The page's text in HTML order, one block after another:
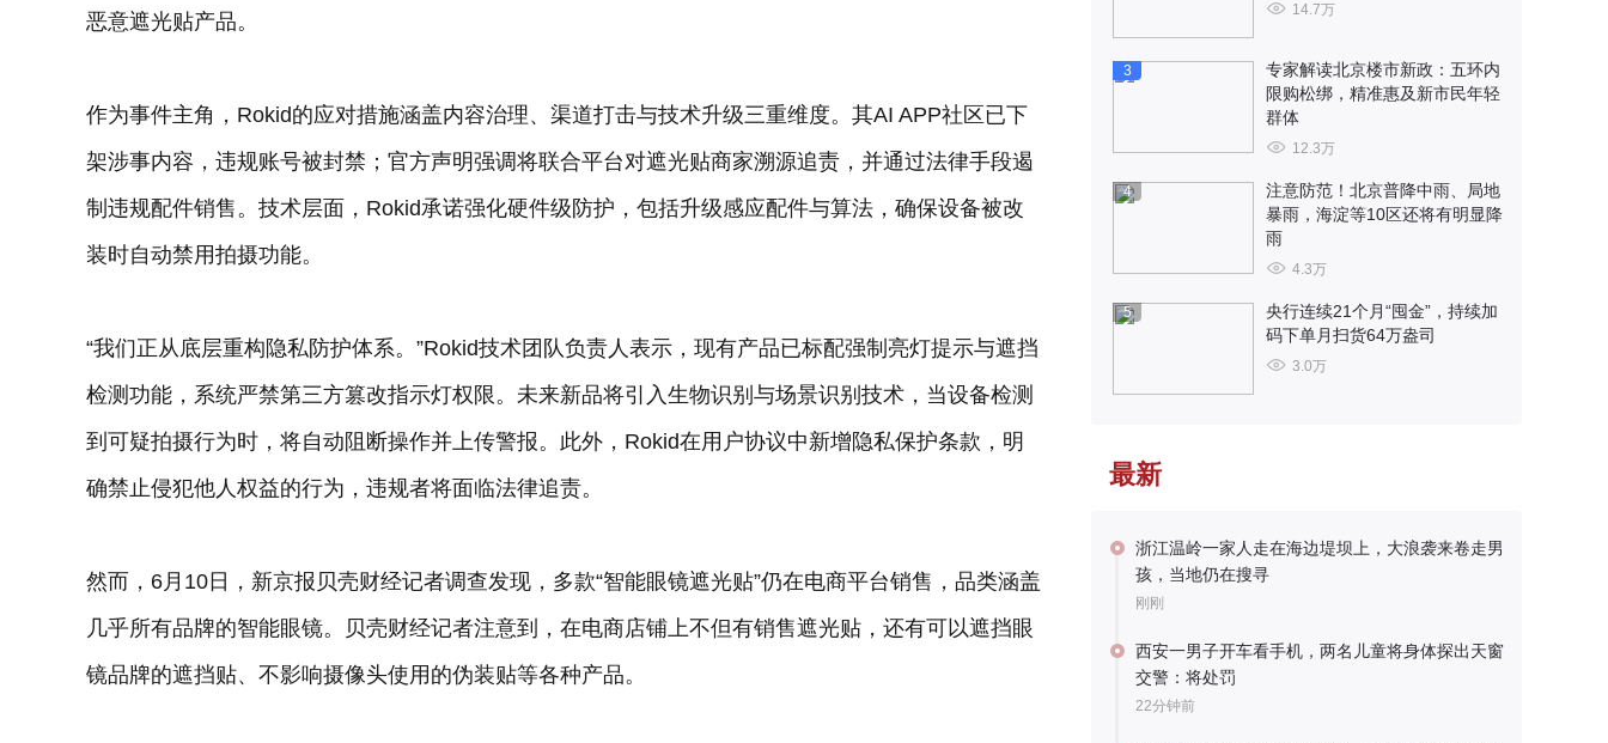
恶意遮光贴产品。
作为事件主角，Rokid的应对措施涵盖内容治理、渠道打击与技术升级三重维度。其AI APP社区已下
架涉事内容，违规账号被封禁；官方声明强调将联合平台对遮光贴商家溯源追责，并通过法律手段遏
制违规配件销售。技术层面，Rokid承诺强化硬件级防护，包括升级感应配件与算法，确保设备被改
装时自动禁用拍摄功能。
“我们正从底层重构隐私防护体系。”Rokid技术团队负责人表示，现有产品已标配强制亮灯提示与遮挡
检测功能，系统严禁第三方篡改指示灯权限。未来新品将引入生物识别与场景识别技术，当设备检测
到可疑拍摄行为时，将自动阻断操作并上传警报。此外，Rokid在用户协议中新增隐私保护条款，明
确禁止侵犯他人权益的行为，违规者将面临法律追责。
然而，6月10日，新京报贝壳财经记者调查发现，多款“智能眼镜遮光贴”仍在电商平台销售，品类涵盖
几乎所有品牌的智能眼镜。贝壳财经记者注意到，在电商店铺上不但有销售遮光贴，还有可以遮挡眼
镜品牌的遮挡贴、不影响摄像头使用的伪装贴等各种产品。
14.7万
3
专家解读北京楼市新政：五环内
限购松绑，精准惠及新市民年轻
群体
12.3万
4
注意防范！北京普降中雨、局地
暴雨，海淀等10区还将有明显降
雨
4.3万
5
央行连续21个月“囤金”，持续加
码下单月扫货64万盎司
3.0万
最新
浙江温岭一家人走在海边堤坝上，大浪袭来卷走男
孩，当地仍在搜寻
刚刚
西安一男子开车看手机，两名儿童将身体探出天窗
交警：将处罚
22分钟前